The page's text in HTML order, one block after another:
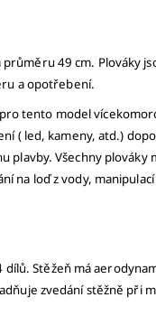
49 cm. Plováky
a opotřebení.
tento model
( led, kameny, atd.)
Všechny
na loď z vody, manipulací
Stěžeň má
zvedání stěžně při